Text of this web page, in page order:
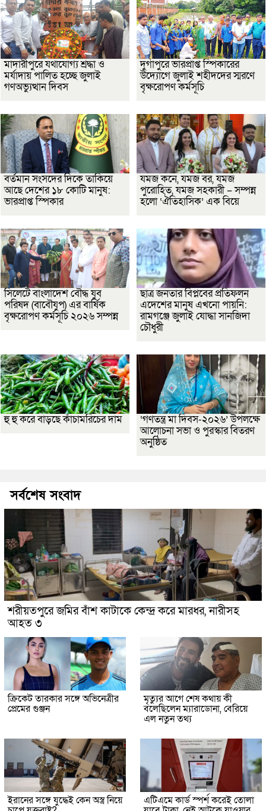
মাদারীপুরে যথাযোগ্য শ্রদ্ধা ও
মর্যাদায় পালিত হচ্ছে জুলাই
গণঅভ্যুত্থান দিবস
দুর্গাপুরে ভারপ্রাপ্ত স্পিকারের
উদ্যোগে জুলাই শহীদদের স্মরণে
বৃক্ষরোপণ কর্মসূচি
বর্তমান সংসদের দিকে তাকিয়ে
আছে দেশের ১৮ কোটি মানুষ:
ভারপ্রাপ্ত স্পিকার
যমজ কনে, যমজ বর, যমজ
পুরোহিত, যমজ সহকারী – সম্পন্ন
হলো ‘ঐতিহাসিক’ এক বিয়ে
সিলেটে বাংলাদেশ বৌদ্ধ যুব
পরিষদ (বাবৌযুপ) এর বার্ষিক
বৃক্ষরোপণ কর্মসূচি ২০২৬ সম্পন্ন
ছাত্র জনতার বিপ্লবের প্রতিফলন
এদেশের মানুষ এখনো পায়নি:
রামগঞ্জে জুলাই যোদ্ধা সানজিদা
চৌধুরী
হু হু করে বাড়ছে কাঁচামরিচের দাম
‘গণতন্ত্র মা দিবস-২০২৬’ উপলক্ষে
আলোচনা সভা ও পুরস্কার বিতরণ
অনুষ্ঠিত
সর্বশেষ সংবাদ
শরীয়তপুরে জমির বাঁশ কাটাকে কেন্দ্র করে মারধর, নারীসহ
আহত ৩
ক্রিকেট তারকার সঙ্গে অভিনেত্রীর
প্রেমের গুঞ্জন
মৃত্যুর আগে শেষ কথায় কী
বলেছিলেন ম্যারাডোনা, বেরিয়ে
এল নতুন তথ্য
ইরানের সঙ্গে যুদ্ধেই কেন অস্ত্র নিয়ে এটিএমে কার্ড স্পর্শ করেই তোলা